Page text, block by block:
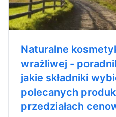
Naturalne
wrażliwej -
jakie składniki
polecanych
przedziałach